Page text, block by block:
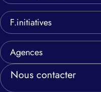
F.initiatives
Agences
Nous contacter